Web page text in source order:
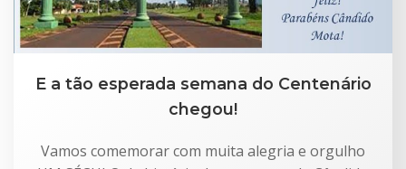
E a tão esperada semana do Centenário
chegou!
Vamos comemorar com muita alegria e orgulho